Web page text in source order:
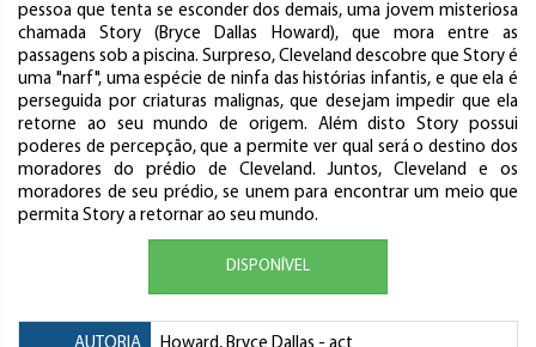
pessoa que tenta se esconder dos demais, uma jovem misteriosa
chamada Story (Bryce Dallas Howard), que mora entre as
passagens sob a piscina. Surpreso, Cleveland descobre que Story é
uma "narf", uma espécie de ninfa das histórias infantis, e que ela é
perseguida por criaturas malignas, que desejam impedir que ela
retorne ao seu mundo de origem. Além disto Story possui
poderes de percepção, que a permite ver qual será o destino dos
moradores do prédio de Cleveland. Juntos, Cleveland e os
moradores de seu prédio, se unem para encontrar um meio que
permita Story a retornar ao seu mundo.
DISPONÍVEL